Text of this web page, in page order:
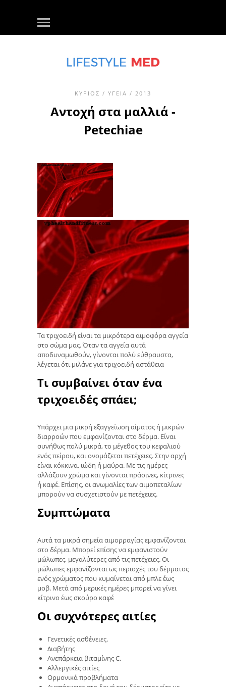
ΚΎΡΙΟΣ / ΥΓΕΊΑ / 2013
Αντοχή στα μαλλιά -
Petechiae
Τα τριχοειδή είναι τα μικρότερα αιμοφόρα αγγεία
στο σώμα μας. Όταν τα αγγεία αυτά
αποδυναμωθούν, γίνονται πολύ εύθραυστα,
λέγεται ότι μιλάνε για τριχοειδή αστάθεια
Τι συμβαίνει όταν ένα
τριχοειδές σπάει;
Υπάρχει μια μικρή εξαγγείωση αίματος ή μικρών
διαρροών που εμφανίζονται στο δέρμα. Είναι
συνήθως πολύ μικρά, το μέγεθος του κεφαλιού
ενός πείρου, και ονομάζεται πετέχειες. Στην αρχή
είναι κόκκινα, ιώδη ή μαύρα. Με τις ημέρες
αλλάζουν χρώμα και γίνονται πράσινες, κίτρινες
ή καφέ. Επίσης, οι ανωμαλίες των αιμοπεταλίων
μπορούν να συσχετιστούν με πετέχειες.
Συμπτώματα
Αυτά τα μικρά σημεία αιμορραγίας εμφανίζονται
στο δέρμα. Μπορεί επίσης να εμφανιστούν
μώλωπες, μεγαλύτερες από τις πετέχειες. Οι
μώλωπες εμφανίζονται ως περιοχές του δέρματος
ενός χρώματος που κυμαίνεται από μπλε έως
μοβ. Μετά από μερικές ημέρες μπορεί να γίνει
κίτρινο έως σκούρο καφέ
Οι συχνότερες αιτίες
Γενετικές ασθένειες.
Διαβήτης
Ανεπάρκεια βιταμίνης C.
Αλλεργικές αιτίες
Ορμονικά προβλήματα